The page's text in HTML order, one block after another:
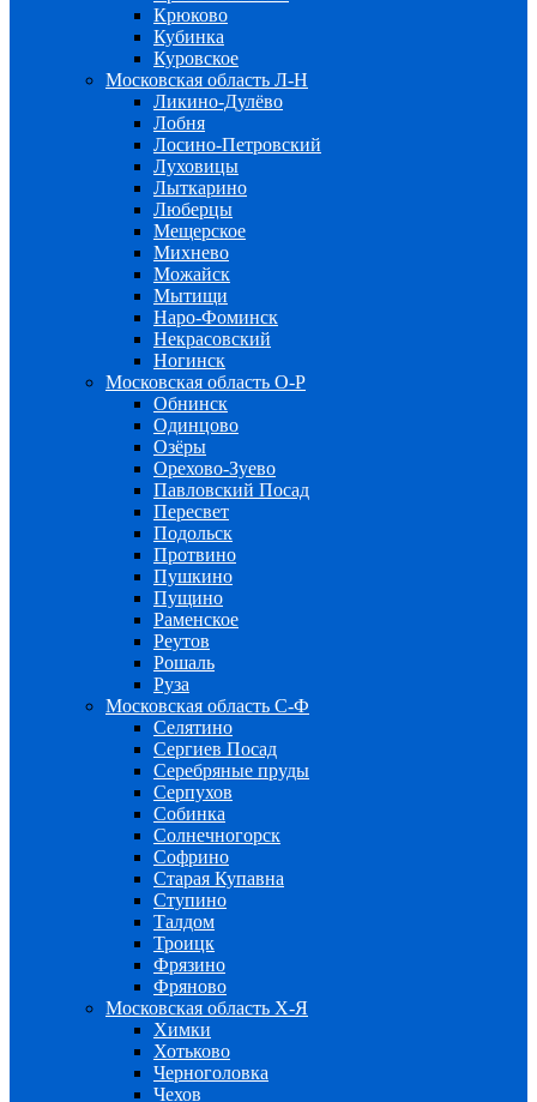
Крюково
Кубинка
Куровское
Московская область Л-Н
Ликино-Дулёво
Лобня
Лосино-Петровский
Луховицы
Лыткарино
Люберцы
Мещерское
Михнево
Можайск
Мытищи
Наро-Фоминск
Некрасовский
Ногинск
Московская область О-Р
Обнинск
Одинцово
Озёры
Орехово-Зуево
Павловский Посад
Пересвет
Подольск
Протвино
Пушкино
Пущино
Раменское
Реутов
Рошаль
Руза
Московская область С-Ф
Селятино
Сергиев Посад
Серебряные пруды
Серпухов
Собинка
Солнечногорск
Софрино
Старая Купавна
Ступино
Талдом
Троицк
Фрязино
Фряново
Московская область Х-Я
Химки
Хотьково
Черноголовка
Чехов